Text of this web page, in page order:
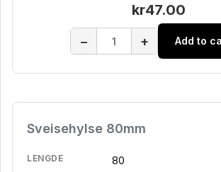
kr47.00
− + Add to
Sveisehylse 80mm
LENGDE 80